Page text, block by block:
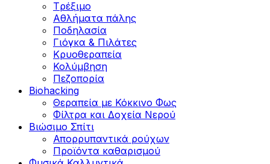
Tρέξιμο
Αθλήματα πάλης
Ποδηλασία
Γιόγκα & Πιλάτες
Κρυοθεραπεία
Κολύμβηση
Πεζοπορία
Biohacking
Θεραπεία με Κόκκινο Φως
Φίλτρα και Δοχεία Νερού
Βιώσιμο Σπίτι
Απορρυπαντικά ρούχων
Προϊόντα καθαρισμού